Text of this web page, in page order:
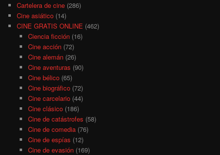
Cartelera de cine (286)
Cine asiático (14)
CINE GRATIS ONLINE (462)
Ciencia ficción(16)
Cine acción(72)
Cine alemán(26)
Cine aventuras (90)
Cine bélico(65)
Cine biográfico(72)
Cine carcelario(44)
Cine clásico(186)
Cine de catástrofes (58)
Cine de comedia(76)
Cine de espías (12)
Cine de evasión(169)